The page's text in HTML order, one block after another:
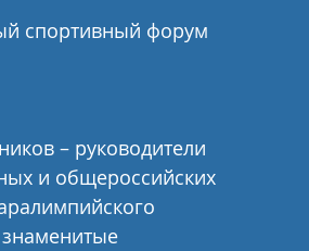
спортивный форум
– руководители
и общероссийских